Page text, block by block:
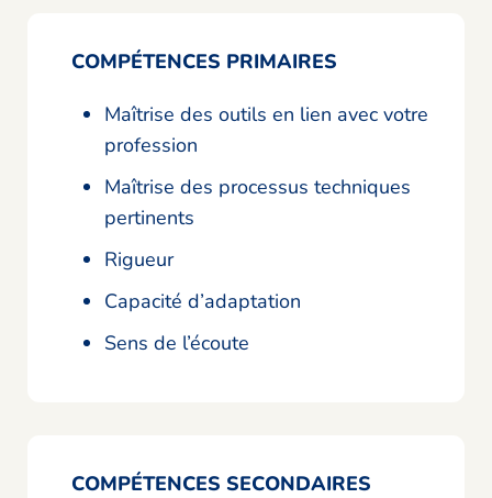
COMPÉTENCES PRIMAIRES
Maîtrise des outils en lien avec votre
profession
Maîtrise des processus techniques
pertinents
Rigueur
Capacité d’adaptation
Sens de l’écoute
COMPÉTENCES SECONDAIRES